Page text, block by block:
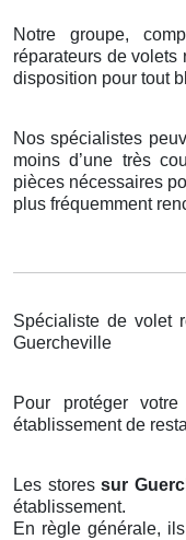
Notre groupe,
réparateurs de volets
disposition pour tout
Nos spécialistes
moins d’une très
pièces nécessaires
plus fréquemment
Spécialiste de volet
Guercheville
Pour protéger
établissement de
Les storessur
établissement.
En règle générale,